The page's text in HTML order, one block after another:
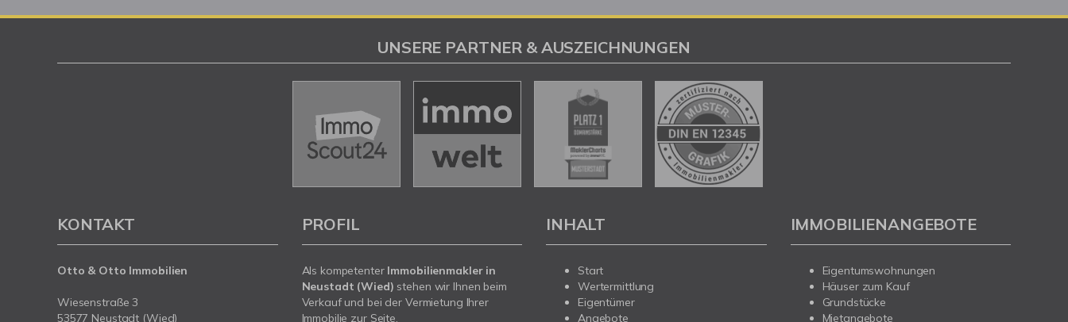
UNSERE PARTNER & AUSZEICHNUNGEN
KONTAKT
Otto & Otto Immobilien
Wiesenstraße 3
53577 Neustadt (Wied)
PROFIL
Als kompetenter Immobilienmakler in
Neustadt (Wied) stehen wir Ihnen beim
Verkauf und bei der Vermietung Ihrer
Immobilie zur Seite.
INHALT
Start
Wertermittlung
Eigentümer
Angebote
IMMOBILIENANGEBOTE
Eigentumswohnungen
Häuser zum Kauf
Grundstücke
Mietangebote